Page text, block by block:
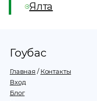
Ялта
Гоубас
Главная /Контакты
Вход
Блог